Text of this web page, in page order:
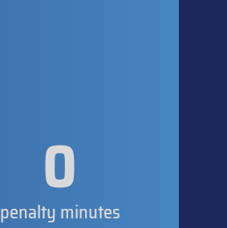
0
penalty minutes